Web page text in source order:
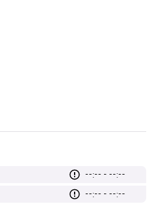
--:-- - --:--
--:-- - --:--